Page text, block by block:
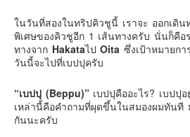
มาเก๊า
มัลดีฟส์
อินโดนีเซีย
เกาหลีใต้
ในวันที่สองในทริปคิวชูนี้ เราจะ ออกเดิน
พิเศษของคิวชูอีก 1 เส้นทางครับ นั่นก็คือ
ทางจาก Hakataไป Oita ซึ่งเป้าหมายกา
วันนี้จะไปที่เบปปุครับ
“เบปปุ (Beppu)”เบปปุคืออะไร? เบปปุ
เหล่านี้คือคำถามที่ผุดขึ้นในสมองผมทันที
กันนะครับ